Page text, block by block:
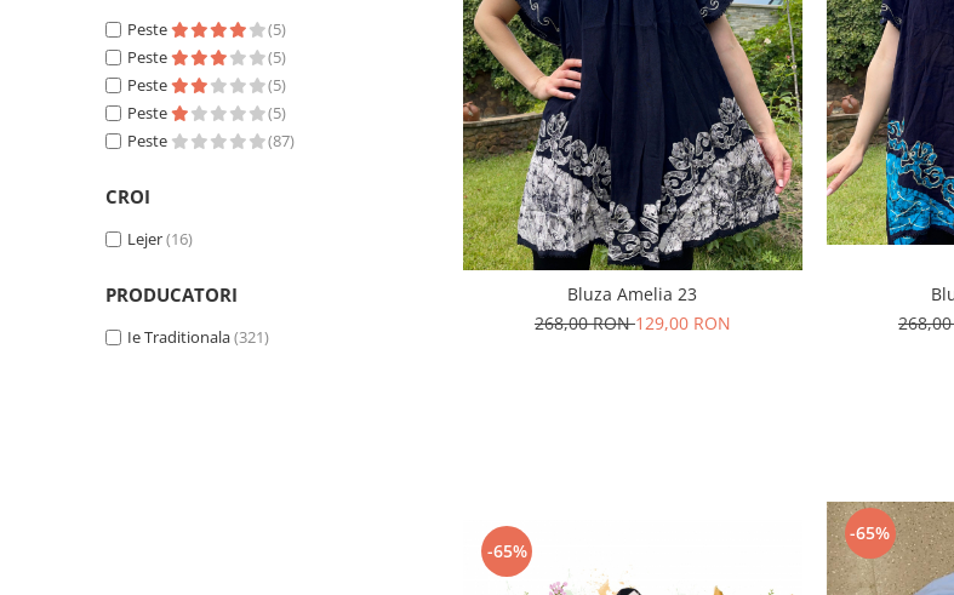
Peste
(5)
Peste
(5)
Peste
(5)
Peste
(5)
Peste
(87)
CROI
Lejer(16)
PRODUCATORI
Ie Traditionala(321)
Bluza Amelia 23
268,00 RON129,00 RON
-65%
-65%